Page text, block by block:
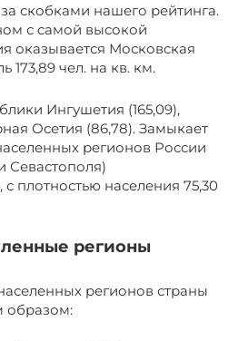
скобками нашего рейтинга.
с самой высокой
оказывается Московская
173,89 чел. на кв. км.
Ингушетия (165,09),
Осетия (86,78). Замыкает
регионов России
Севастополя)
плотностью населения 75,30
регионы
регионов страны
образом: